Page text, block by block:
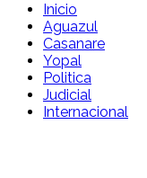
Inicio
Aguazul
Casanare
Yopal
Politica
Judicial
Internacional